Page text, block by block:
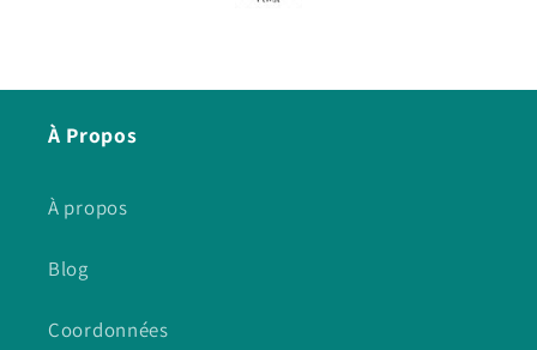
À Propos
À propos
Blog
Coordonnées